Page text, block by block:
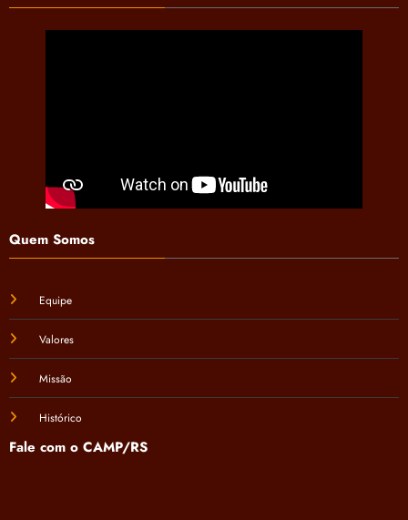
Quem Somos
Equipe
Valores
Missão
Histórico
Fale com o CAMP/RS